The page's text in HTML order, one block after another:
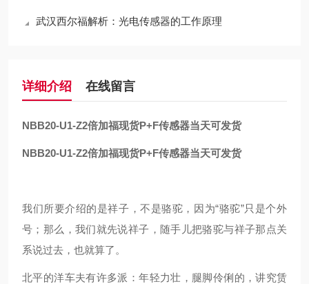
武汉西尔福解析：光电传感器的工作原理
详细介绍 在线留言
NBB20-U1-Z2倍加福现货P+F传感器当天可发货
NBB20-U1-Z2倍加福现货P+F传感器当天可发货
我们所要介绍的是祥子，不是骆驼，因为“骆驼”只是个外
号；那么，我们就先说祥子，随手儿把骆驼与祥子那点关
系说过去，也就算了。
北平的洋车夫有许多派：年轻力壮，腿脚伶俐的，讲究赁